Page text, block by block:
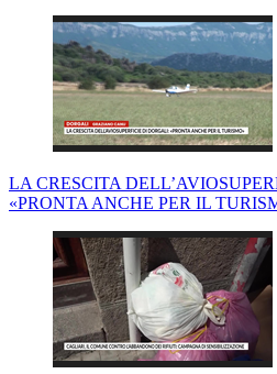
LA CRESCITA
«PRONTA ANCHE PER IL